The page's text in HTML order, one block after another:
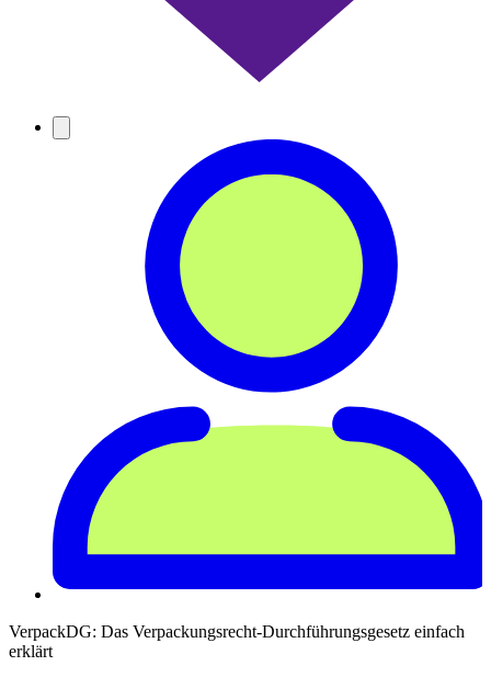
VerpackDG: Das Verpackungsrecht-Durchführungsgesetz einfach
erklärt